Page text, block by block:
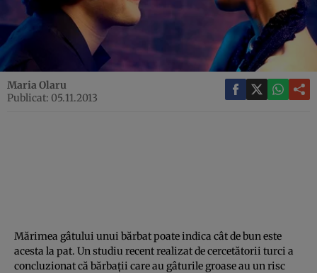
Maria Olaru
Publicat: 05.11.2013
Mărimea gâtului unui bărbat poate indica cât de bun este
acesta la pat. Un studiu recent realizat de cercetătorii turci a
concluzionat că bărbaţii care au gâturile groase au un risc